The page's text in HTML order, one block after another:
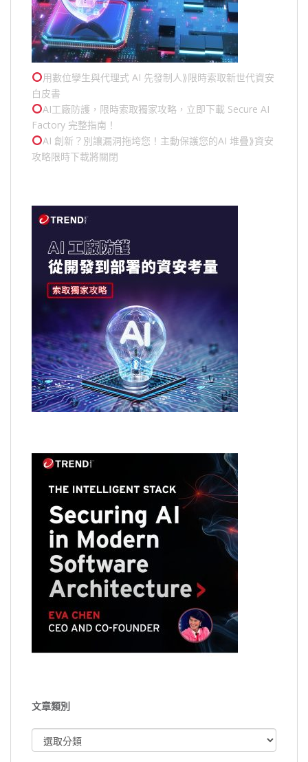
用數位孿生與代理式 AI 先發制人⟫限時索取新世代資安
白皮書
AI工廠防護，限時索取獨家攻略，立即下載 Secure AI
Factory 完整指南！
AI 創新？別讓漏洞拖垮您！主動保護您的AI 堆疊⟫資安
攻略限時下載將關閉
文章類別
章